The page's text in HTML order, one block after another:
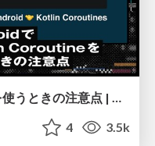
AndroidでKotlin Coroutineを使うときの注意点 | CA BASE NEXT
4 3.5k